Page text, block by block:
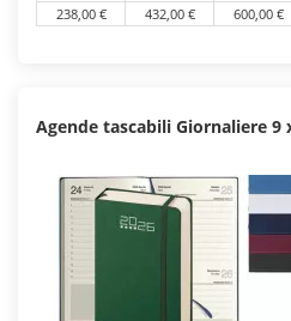
238,00 €
432,00 € 600,00 €
Agende tascabili Giornaliere 9